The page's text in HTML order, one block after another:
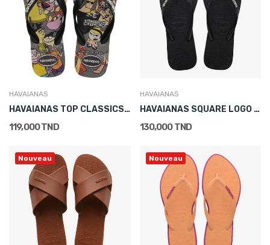
HAVAIANAS
HAVAIANAS TOP CLASSICS WARNER
119,000 TND
HAVAIANAS
HAVAIANAS SQUARE LOGO METALLIC
130,000 TND
Nouveau Nouveau